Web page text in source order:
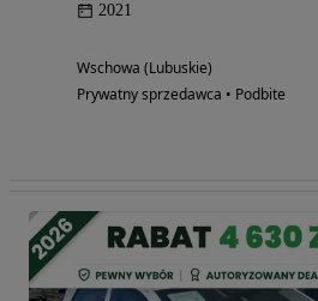
2021
Wschowa (Lubuskie)
Prywatny sprzedawca • Podbite